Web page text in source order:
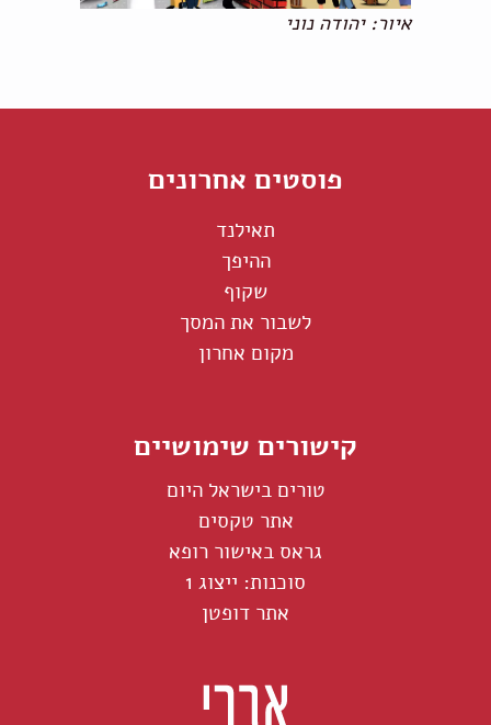
איור: יהודה נוני
פוסטים אחרונים
תאילנד
ההיפך
שקוף
לשבור את המסך
מקום אחרון
קישורים שימושיים
טורים בישראל היום
אתר טקסים
גראס באישור רופא
סוכנות: ייצוג 1
אתר דופטן